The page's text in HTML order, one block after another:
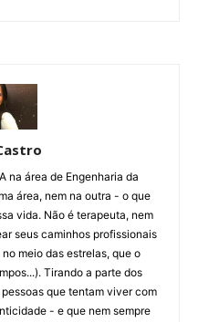
na área de Engenharia da
área, nem na outra - o que
vida. Não é terapeuta, nem
seus caminhos profissionais
meio das estrelas, que o
Tirando a parte dos
que tentam viver com
- e que nem sempre